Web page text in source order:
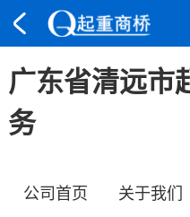
广东省清远市
务
公司首页 关于我们